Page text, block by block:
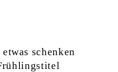
schenken